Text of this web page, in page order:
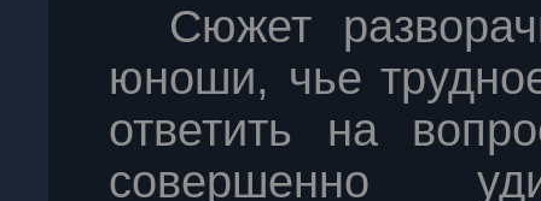
Сюжет
юноши, чье
ответить на
совершенно